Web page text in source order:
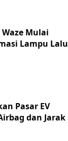
Mulai
Lampu Lalu
Pasar EV
dan Jarak